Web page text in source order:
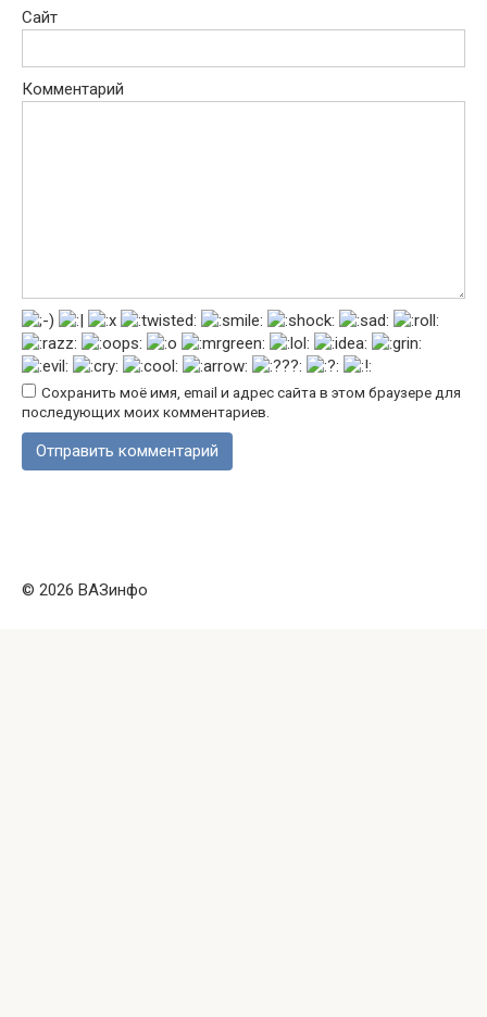
Сайт
Комментарий
Сохранить моё имя, email и адрес сайта в этом браузере для
последующих моих комментариев.
© 2026 ВАЗинфо